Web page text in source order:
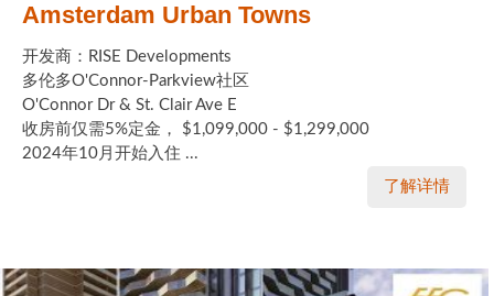
安大略省免费医疗保险
加拿大的福利制度
吃货眼中的加拿大地图
Amsterdam Urban Towns
开发商：RISE Developments
多伦多O'Connor-Parkview社区
O'Connor Dr & St. Clair Ave E
收房前仅需5%定金， $1,099,000 - $1,299,000
2024年10月开始入住 ...
了解详情